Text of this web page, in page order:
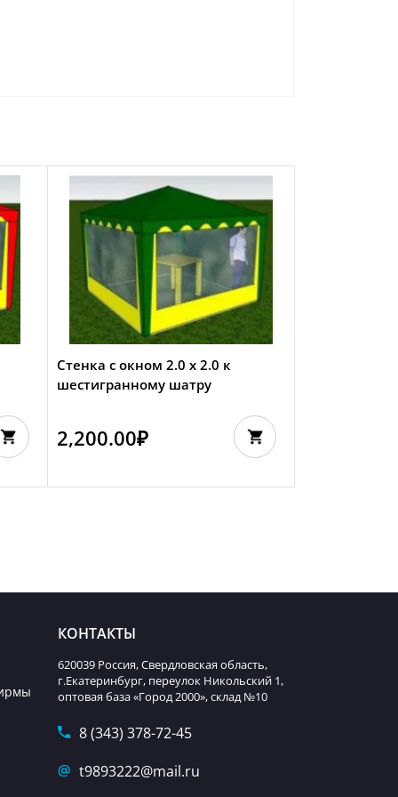
Стенка с окном 2.0 х 2.0 к
шестигранному шатру
2,200.00₽
КОНТАКТЫ
620039 Россия, Свердловская область,
г.Екатеринбург, переулок Никольский 1,
оптовая база «Город 2000», склад №10
8 (343) 378-72-45
t9893222@mail.ru